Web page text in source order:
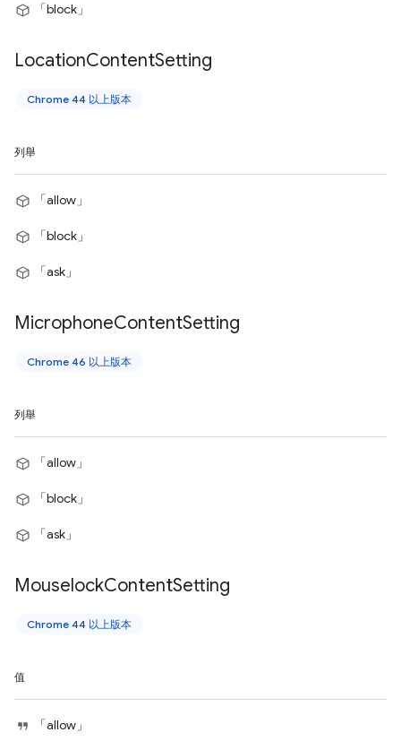
「block」
LocationContentSetting
Chrome 44 以上版本
列舉
「allow」
「block」
「ask」
MicrophoneContentSetting
Chrome 46 以上版本
列舉
「allow」
「block」
「ask」
MouselockContentSetting
Chrome 44 以上版本
值
「allow」